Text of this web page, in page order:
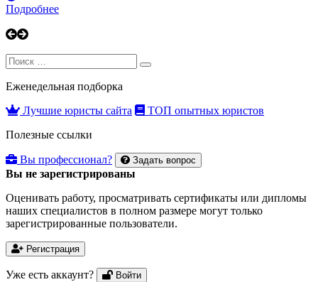
Подробнее
Search
for:
Search
Еженедельная подборка
Лучшие юристы сайта
ТОП опытных юристов
Полезные ссылки
Вы профессионал? Задать вопрос
Вы не зарегистрированы
Оценивать работу, просматривать сертификаты или дипломы
наших специалистов в полном размере могут только
зарегистрированные пользователи.
Регистрация
Уже есть аккаунт? Войти